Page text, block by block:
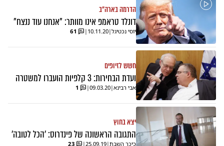
הדרמה בארה"ב
דונלד טראמפ אינו מוותר: "אנחנו עוד ננצח"
יוסי נכטיגל|
10.11.20
|
61
חשש לזיופים
ועדת הבחירות: 3 קלפיות הועברו למשטרה
אבי רבינא|
09.03.20
|
1
יצא בחוץ
התגובה הראשונה של פינדרוס: 'הכל לטובה'
כיכר השבת|
25.09.19
|
23